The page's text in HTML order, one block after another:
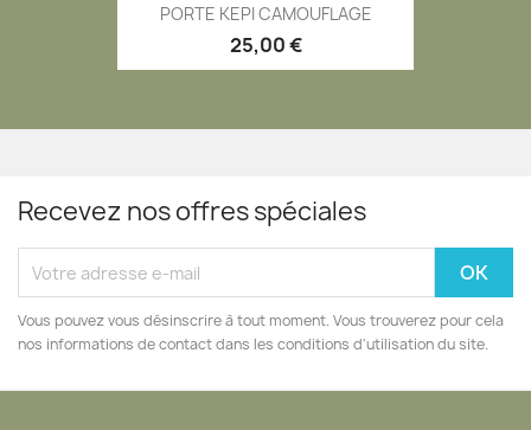
PORTE KEPI CAMOUFLAGE
25,00 €
Recevez nos offres spéciales
Vous pouvez vous désinscrire à tout moment. Vous trouverez pour cela
nos informations de contact dans les conditions d'utilisation du site.